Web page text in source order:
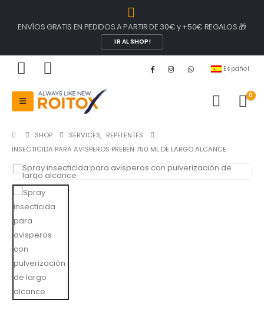
ENVÍOS GRATIS EN PEDIDOS A PARTIR DE 30€ y +50€ REGALOS 🎁
IR AL SHOP!
Español
0
SHOP SERVICES, REPELENTES
INSECTICIDA PARA AVISPEROS PREBEN 750 ML DE LARGO ALCANCE